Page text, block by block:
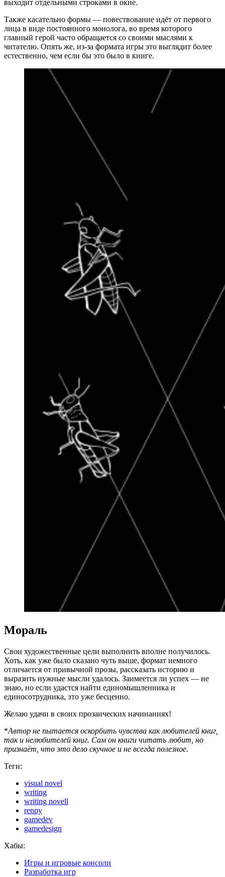
выходит отдельными строками в окне.
Также касательно формы — повествование идёт от первого
лица в виде постоянного монолога, во время которого
главный герой часто обращается со своими мыслями к
читателю. Опять же, из-за формата игры это выглядит более
естественно, чем если бы это было в книге.
Мораль
Свои художественные цели выполнить вполне получилось.
Хоть, как уже было сказано чуть выше, формат немного
отличается от привычной прозы, рассказать историю и
выразить нужные мысли удалось. Заимеется ли успех — не
знаю, но если удастся найти единомышленника и
единосотрудника, это уже бесценно.
Желаю удачи в своих прозаических начинаниях!
*Автор не пытается оскорбить чувства как любителей книг,
так и нелюбителей книг. Сам он книги читать любит, но
признаёт, что это дело скучное и не всегда полезное.
Теги:
visual novel
writing
writing novell
renpy
gamedev
gamedesign
Хабы:
Игры и игровые консоли
Разработка игр